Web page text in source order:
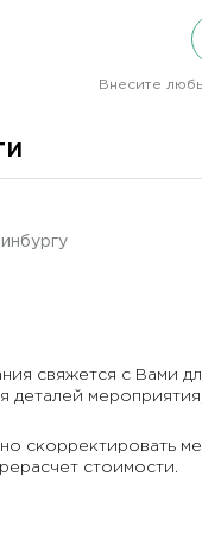
Внесите
свяжется с Вами
деталей мероприятия,
скорректировать
стоимости.